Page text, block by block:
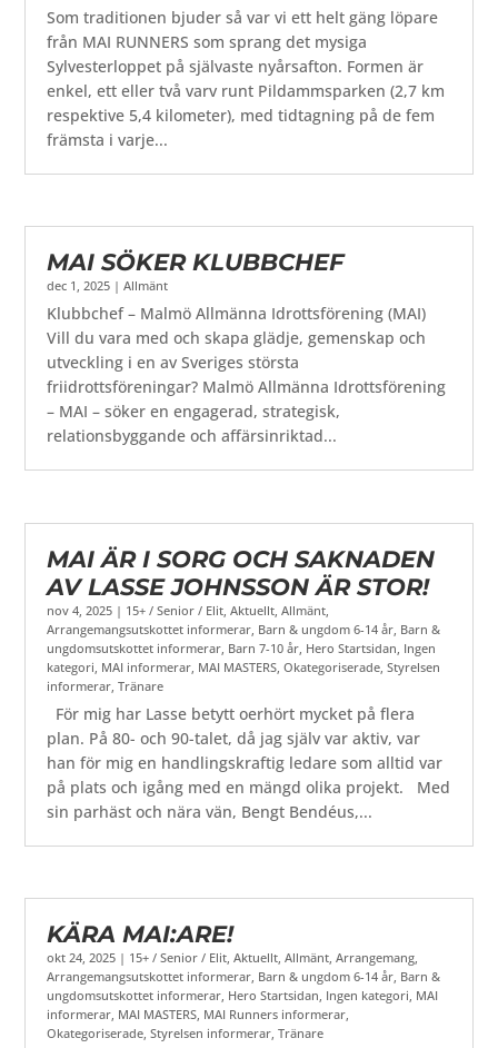
Som traditionen bjuder så var vi ett helt gäng löpare
från MAI RUNNERS som sprang det mysiga
Sylvesterloppet på självaste nyårsafton. Formen är
enkel, ett eller två varv runt Pildammsparken (2,7 km
respektive 5,4 kilometer), med tidtagning på de fem
främsta i varje...
MAI SÖKER KLUBBCHEF
dec 1, 2025 |Allmänt
Klubbchef – Malmö Allmänna Idrottsförening (MAI)
Vill du vara med och skapa glädje, gemenskap och
utveckling i en av Sveriges största
friidrottsföreningar? Malmö Allmänna Idrottsförening
– MAI – söker en engagerad, strategisk,
relationsbyggande och affärsinriktad...
MAI ÄR I SORG OCH SAKNADEN
AV LASSE JOHNSSON ÄR STOR!
nov 4, 2025 | 15+ / Senior / Elit ,Aktuellt ,Allmänt
Arrangemangsutskottet informerar Barn & ungdom 6-14 år Barn &
ungdomsutskottet informerar Barn 7-10 år Hero Startsidan Ingen
kategori MAI informerar MAI MASTERS ,Okategoriserade ,Styrelsen
informerar ,Tränare
För mig har Lasse betytt oerhört mycket på flera
plan. På 80- och 90-talet, då jag själv var aktiv, var
han för mig en handlingskraftig ledare som alltid var
på plats och igång med en mängd olika projekt. Med
sin parhäst och nära vän, Bengt Bendéus,...
KÄRA MAI:ARE!
okt 24, 2025 | 15+ / Senior / Elit ,Aktuellt ,Allmänt ,Arrangemang
Arrangemangsutskottet informerar Barn & ungdom 6-14 år Barn &
ungdomsutskottet informerar Hero Startsidan Ingen kategori MAI
informerar MAI MASTERS MAI Runners informerar
Okategoriserade ,Styrelsen informerar ,Tränare